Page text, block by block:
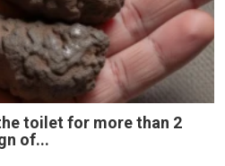
toilet for more than 2
of...